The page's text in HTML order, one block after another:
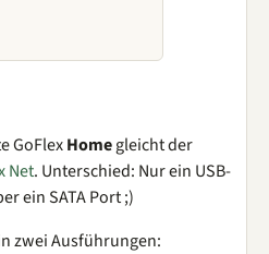
GoFlexHomegleicht der
Net. Unterschied: Nur ein USB-
ein SATA Port ;)
zwei Ausführungen: